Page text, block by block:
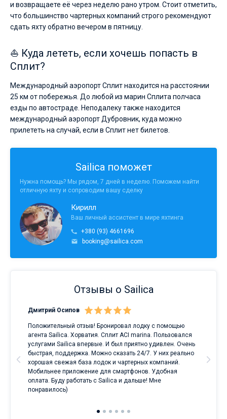
и возвращаете её через неделю рано утром. Стоит отметить,
что большинство чартерных компаний строго рекомендуют
сдать яхту обратно вечером в пятницу.
⛵ Куда лететь, если хочешь попасть в
Сплит?
Международный аэропорт Сплит находится на расстоянии
25 км от побережья. До любой из марин Сплита полчаса
езды по автостраде. Неподалеку также находится
международный аэропорт Дубровник, куда можно
прилететь на случай, если в Сплит нет билетов.
Sailica поможет
Нужна помощь? Мы рядом, 7 дней в неделю. Поможем найти
отличную яхту и сопроводим вашу сделку
Кирилл
Ваш личный ассистент в мире яхтинга
+380 (93) 4661696
booking@sailica.com
Отзывы о Sailica
Дмитрий Осипов
Положительный отзыв! Бронировал лодку с помощью
агента Sailica. Хорватия. Сплит ACI marina. Пользовался
услугами Sailica впервые. И был приятно удивлен. Очень
быстрая, поддержка. Можно сказать 24/7. У них реально
хорошая свежая база лодок и чартерных компаний.
Мобильнее приложение для смартфонов. Удобная
оплата. Буду работать с Sailica и дальше! Мне
понравилось)